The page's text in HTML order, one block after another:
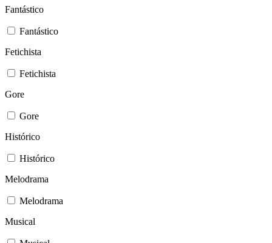
Fantástico
Fantástico
Fetichista
Fetichista
Gore
Gore
Histórico
Histórico
Melodrama
Melodrama
Musical